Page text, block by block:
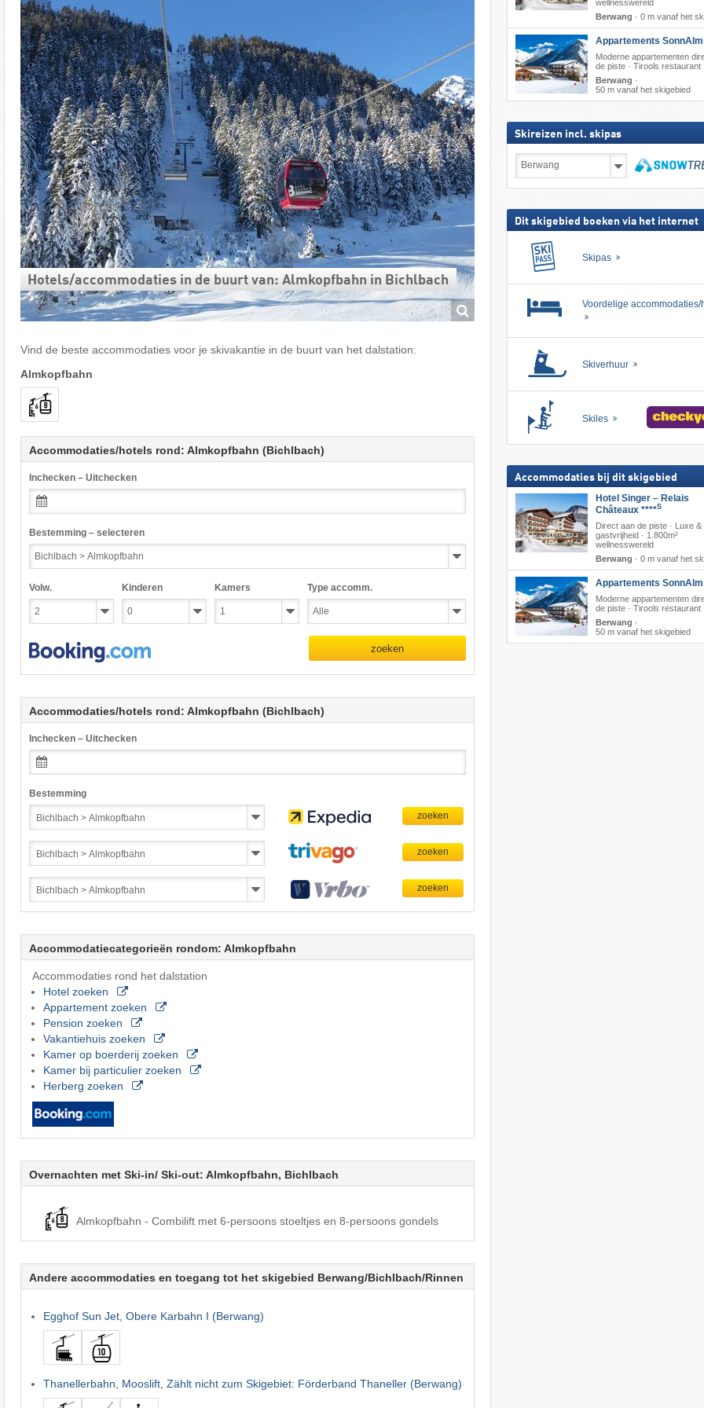
Hotels/accommodaties in de buurt van: Almkopfbahn in Bichlbach
Vind de beste accommodaties voor je skivakantie in de buurt van het dalstation:
Almkopfbahn
Accommodaties/hotels rond: Almkopfbahn (Bichlbach)
Inchecken – Uitchecken
Bestemming – selecteren
Volw. Kinderen Kamers Type accomm.
zoeken
Accommodaties/hotels rond: Almkopfbahn (Bichlbach)
Inchecken – Uitchecken
Bestemming
Accommodatiecategorieën rondom: Almkopfbahn
Accommodaties rond het dalstation
Hotel zoeken
Appartement zoeken
Pension zoeken
Vakantiehuis zoeken
Kamer op boerderij zoeken
Kamer bij particulier zoeken
Herberg zoeken
Overnachten met Ski-in/ Ski-out: Almkopfbahn, Bichlbach
Almkopfbahn - Combilift met 6-persoons stoeltjes en 8-persoons gondels
Andere accommodaties en toegang tot het skigebied Berwang/​Bichlbach/​Rinnen
Egghof Sun Jet, Obere Karbahn I (Berwang)
Thanellerbahn, Mooslift, Zählt nicht zum Skigebiet: Förderband Thaneller (Berwang)
wellnesswereld
Berwang · 0 m vanaf het
Appartements SonnAlm
Moderne appartementen
de piste · Tirools restaurant
Berwang ·
50 m vanaf het skigebied
Skireizen incl. skipas
incl.
Dit skigebied boeken via het internet
Skipas
Voordelige accommodaties/
Skiverhuur
Skiles
Accommodaties bij dit skigebied
Hotel Singer – Relais
Châteaux ****S
Direct aan de piste · Luxe &
gastvrijheid · 1.800m²
wellnesswereld
Berwang · 0 m vanaf het
Appartements SonnAlm
Moderne appartementen
de piste · Tirools restaurant
Berwang ·
50 m vanaf het skigebied